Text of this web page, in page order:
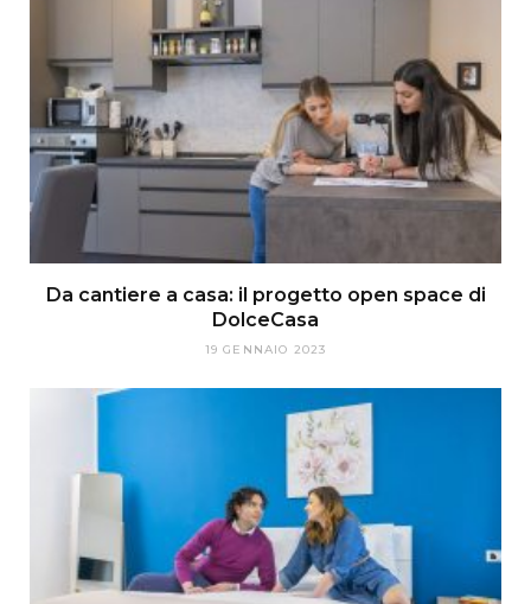
Da cantiere a casa: il progetto open space di
DolceCasa
19 GENNAIO 2023